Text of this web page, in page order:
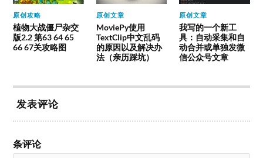
原创攻略
植物大战僵尸杂交
版2.2 第63 64 65
66 67关攻略图
原创文章
MoviePy使用
TextClip中文乱码
的原因以及解决办
法（亲历踩坑）
原创文章
我写的一个新工
具：自动采集和自
动合并或单独发微
信公众号文章
发表评论
条评论